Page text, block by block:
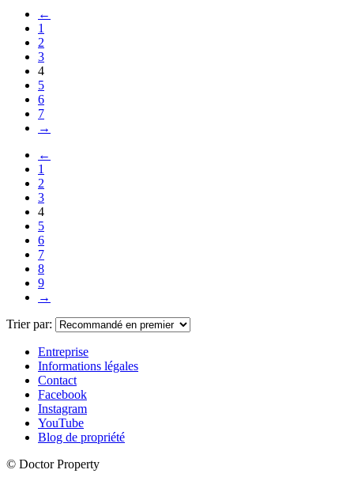
←
1
2
3
4
5
6
7
→
←
1
2
3
4
5
6
7
8
9
→
Trier par:
Entreprise
Informations légales
Contact
Facebook
Instagram
YouTube
Blog de propriété
© Doctor Property